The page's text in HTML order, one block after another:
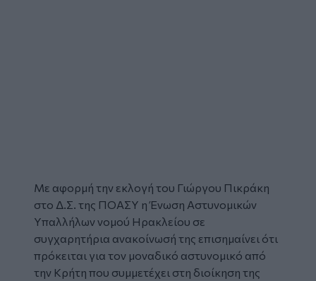
Με αφορμή την εκλογή του Γιώργου Πικράκη
στο Δ.Σ. της ΠΟΑΣΥ ηΈνωση Αστυνομικών
Υπαλλήλων νομού Ηρακλείου σε
συγχαρητήρια ανακοίνωσή της επισημαίνει ότι
πρόκειται για τον μοναδικό αστυνομικό από
την Κρήτη που συμμετέχει στη διοίκηση της